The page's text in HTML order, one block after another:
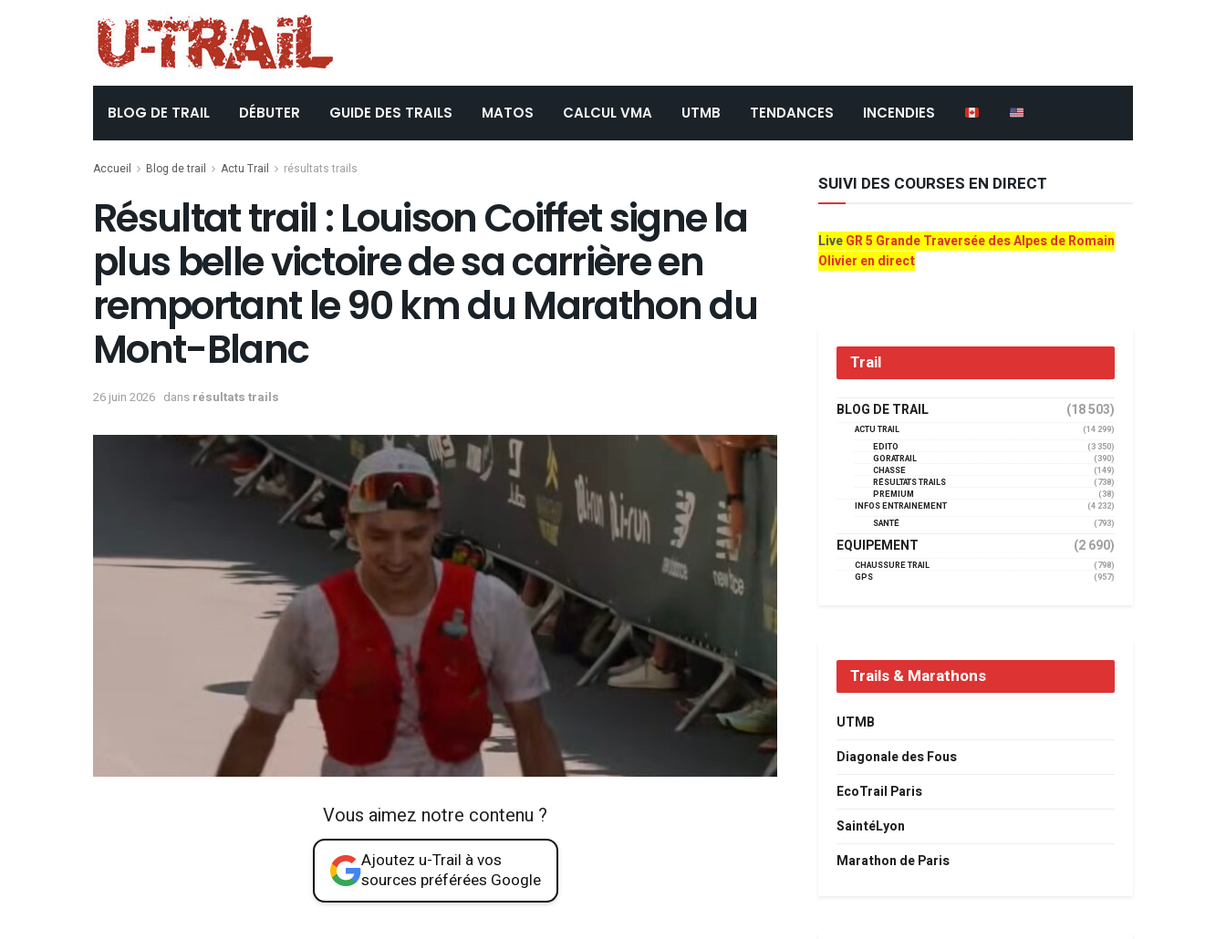
BLOG DE TRAIL DÉBUTER GUIDE DES TRAILS MATOS CALCUL VMA UTMB TENDANCES INCENDIES
Accueil Blog de trail Actu Trail résultats trails
Résultat trail : Louison Coiffet signe la
plus belle victoire de sa carrière en
remportant le 90 km du Marathon du
Mont-Blanc
26 juin 2026 dans résultats trails
Vous aimez notre contenu ?
Ajoutez u-Trail à vos
sources préférées Google
SUIVI DES COURSES EN DIRECT
LiveGR 5 Grande Traversée des Alpes de Romain
Olivier en direct
Trail
BLOG DE TRAIL (18 503)
ACTU TRAIL
(14 299)
EDITO
(3 350)
GORATRAIL
(390)
CHASSE
(149)
RÉSULTATS TRAILS
(738)
PREMIUM
(38)
INFOS ENTRAINEMENT
(4 232)
SANTÉ
(793)
EQUIPEMENT (2 690)
CHAUSSURE TRAIL
(798)
GPS
(957)
Trails & Marathons
UTMB
Diagonale des Fous
EcoTrail Paris
SaintéLyon
Marathon de Paris